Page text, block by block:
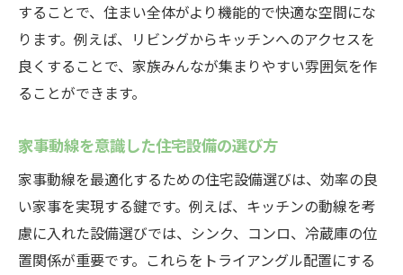
することで、住まい全体がより機能的で快適な空間にな
ります。例えば、リビングからキッチンへのアクセスを
良くすることで、家族みんなが集まりやすい雰囲気を作
ることができます。
家事動線を意識した住宅設備の選び方
家事動線を最適化するための住宅設備選びは、効率の良
い家事を実現する鍵です。例えば、キッチンの動線を考
慮に入れた設備選びでは、シンク、コンロ、冷蔵庫の位
置関係が重要です。これらをトライアングル配置にする